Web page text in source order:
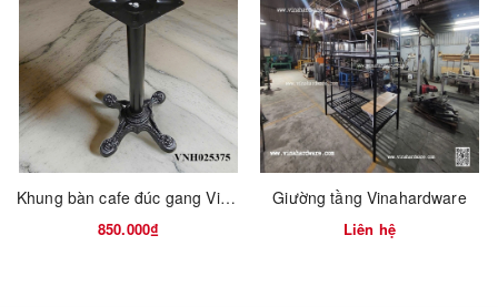
Khung bàn cafe đúc gang Vinahardware
850.000₫
Giường tầng Vinahardware
Liên hệ